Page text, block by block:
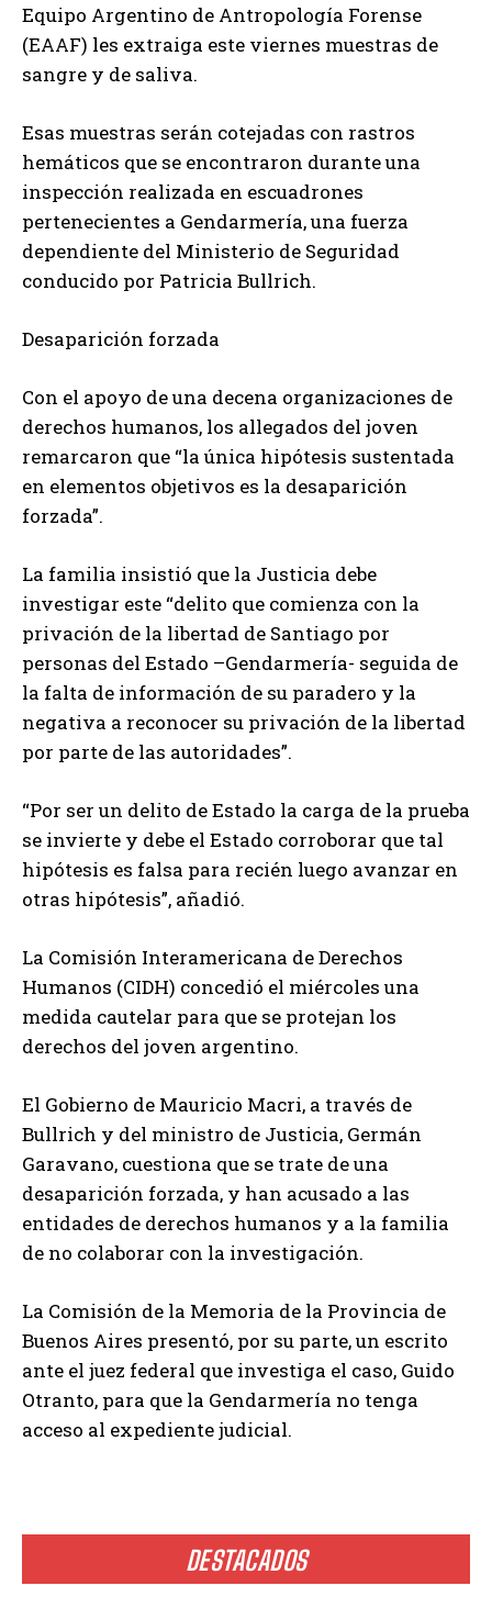
DESTACADOS
Equipo Argentino de Antropología Forense
(EAAF) les extraiga este viernes muestras de
sangre y de saliva.
Esas muestras serán cotejadas con rastros
hemáticos que se encontraron durante una
inspección realizada en escuadrones
pertenecientes a Gendarmería, una fuerza
dependiente del Ministerio de Seguridad
conducido por Patricia Bullrich.
Desaparición forzada
Con el apoyo de una decena organizaciones de
derechos humanos, los allegados del joven
remarcaron que “la única hipótesis sustentada
en elementos objetivos es la desaparición
forzada”.
La familia insistió que la Justicia debe
investigar este “delito que comienza con la
privación de la libertad de Santiago por
personas del Estado –Gendarmería- seguida de
la falta de información de su paradero y la
negativa a reconocer su privación de la libertad
por parte de las autoridades”.
“Por ser un delito de Estado la carga de la prueba
se invierte y debe el Estado corroborar que tal
hipótesis es falsa para recién luego avanzar en
otras hipótesis”, añadió.
La Comisión Interamericana de Derechos
Humanos (CIDH) concedió el miércoles una
medida cautelar para que se protejan los
derechos del joven argentino.
El Gobierno de Mauricio Macri, a través de
Bullrich y del ministro de Justicia, Germán
Garavano, cuestiona que se trate de una
desaparición forzada, y han acusado a las
entidades de derechos humanos y a la familia
de no colaborar con la investigación.
La Comisión de la Memoria de la Provincia de
Buenos Aires presentó, por su parte, un escrito
ante el juez federal que investiga el caso, Guido
Otranto, para que la Gendarmería no tenga
acceso al expediente judicial.